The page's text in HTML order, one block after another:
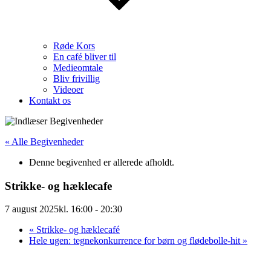
Røde Kors
En café bliver til
Medieomtale
Bliv frivillig
Videoer
Kontakt os
« Alle Begivenheder
Denne begivenhed er allerede afholdt.
Strikke- og hæklecafe
7 august 2025kl. 16:00 - 20:30
« Strikke- og hæklecafé
Hele ugen: tegnekonkurrence for børn og flødebolle-hit »